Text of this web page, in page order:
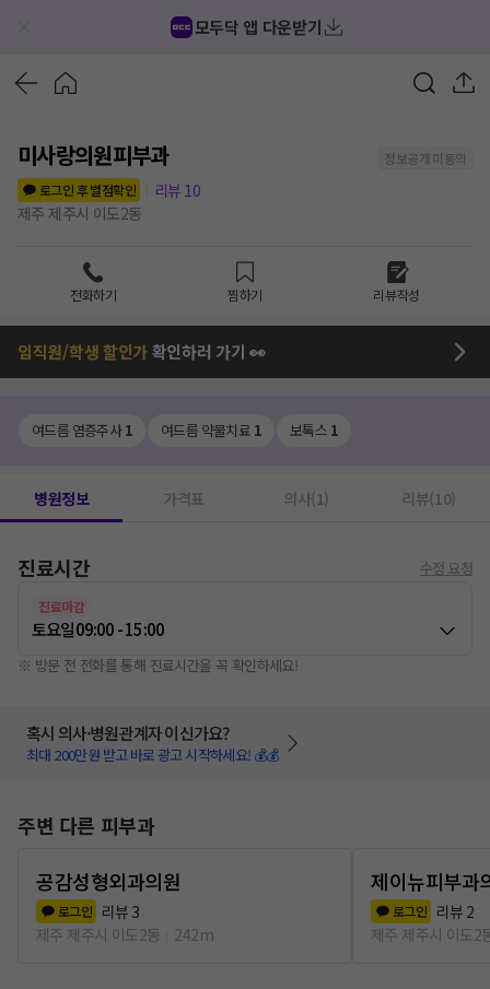
모두닥 앱 다운받기
미사랑의원피부과
정보공개 미동의
로그인 후 별점확인
리뷰 10
제주 제주시 이도2동
전화하기 찜하기 리뷰작성
임직원/학생 할인가확인하러 가기 👀
여드름 염증주사1 여드름 약물치료 1 보톡스 1
병원정보 가격표 의사(1) 리뷰(10)
진료시간 수정 요청
진료마감
토요일09:00 - 15:00
※ 방문 전 전화를 통해 진료시간을 꼭 확인하세요!
혹시 의사·병원관계자 이신가요?
최대 200만원 받고 바로 광고 시작하세요! 💰💰
주변 다른 피부과
공감성형외과의원
로그인 리뷰 3
제주 제주시 이도2동
242m
제이뉴피부과
로그인 리뷰 2
제주 제주시 이도2